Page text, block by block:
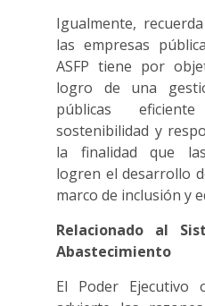
Igualmente,
las empresas
ASFP tiene por
logro de una
públicas
sostenibilidad y
la finalidad que
logren el desarrollo
marco de inclusión y
Relacionado al
Abastecimiento
El Poder Ejecutivo